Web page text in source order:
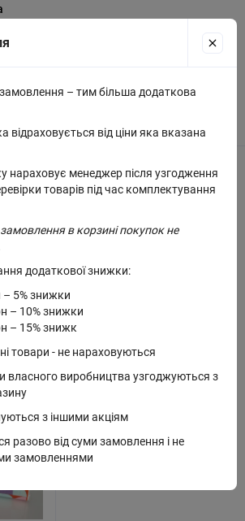
сума замовлення — 500 грн
для серветок у формі
кріпленням кремовий
Код: D-3584
– тим більша додаткова
від ціни яка вказана
нараховує менеджер після узгодження
товарів під час комплектування
в корзині покупок не
додаткової знижки:
– 5% знижки
– 10% знижки
– 15% знижк
товари - не нараховуються
власного виробництва узгоджуються з
з іншими акціям
разово від суми замовлення і не
замовленнями